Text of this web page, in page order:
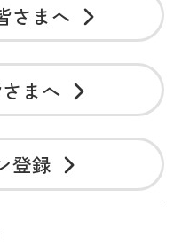
さまへ
まへ
登録